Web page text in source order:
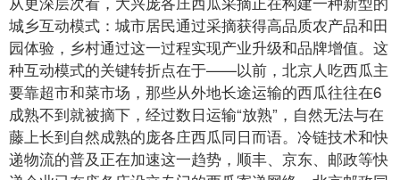
城乡互动模式：城市居民通过采摘获得高品质农产品和田
园体验，乡村通过这一过程实现产业升级和品牌增值。这
种互动模式的关键转折点在于——以前，北京人吃西瓜主
要靠超市和菜市场，那些从外地长途运输的西瓜往往在6
成熟不到就被摘下，经过数日运输“放熟”，自然无法与在
藤上长到自然成熟的庞各庄西瓜同日而语。冷链技术和快
递物流的普及正在加速这一趋势，顺丰、京东、邮政等快